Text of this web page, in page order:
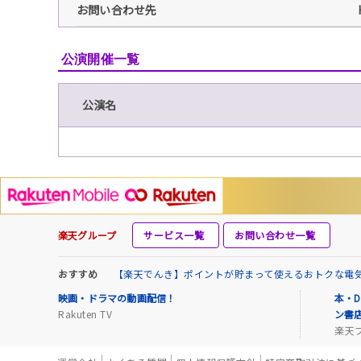
お問い合わせ先
公演開催一覧
公演名
楽天グループ サービス一覧 お問い合わせ一覧
おすすめ
【楽天でんき】ポイントが貯まって使えるおトクな電
映画・ドラマの動画配信！
Rakuten TV
本・
ン書
楽天